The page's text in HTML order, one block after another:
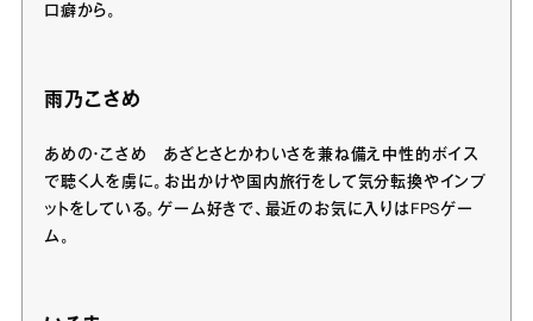
口癖から。
雨乃こさめ
あめの・こさめ あざとさとかわいさを兼ね備え中性的ボイス
で聴く人を虜に。お出かけや国内旅行をして気分転換やインプ
ットをしている。ゲーム好きで、最近のお気に入りはFPSゲー
ム。